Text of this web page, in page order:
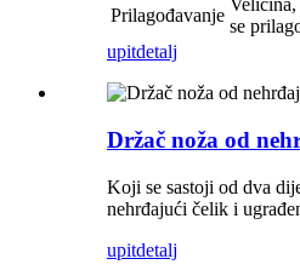
Prilagođavanje
se
upitdetalj
Držač noža od
Koji se sastoji od dva
nehrđajući čelik i
upitdetalj